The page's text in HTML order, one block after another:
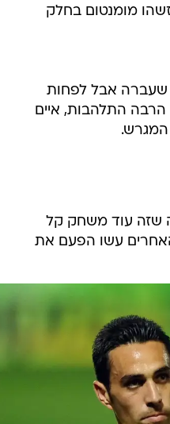
מומנטום בחלק
שעברה אבל לפחות
התלהבות, איים
שזה עוד משחק קל
עשו הפעם את